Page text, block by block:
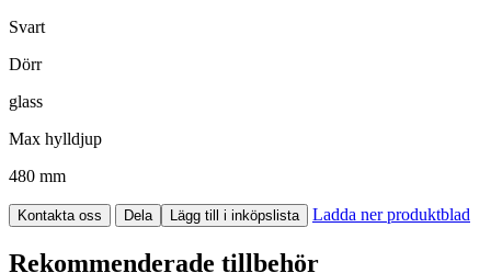
Svart
Dörr
glass
Max hylldjup
480 mm
Kontakta oss Dela Lägg till i inköpslista Ladda ner produktblad
Rekommenderade tillbehör